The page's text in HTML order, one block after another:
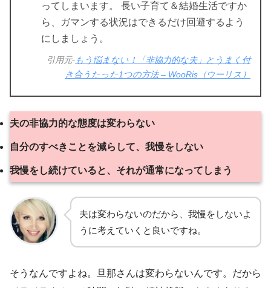
ってしまいます。 長い子育て＆結婚生活ですか
ら、ガマンする状況はできるだけ回避するよう
にしましょう。
引用元-もう悩まない！「非協力的な夫」とうまく付
き合うたった1つの方法 – WooRis（ウーリス）
夫の非協力的な態度は変わらない
自分のすべきことを減らして、我慢をしない
我慢をし続けていると、それが通常になってしまう
夫は変わらないのだから、我慢をしないよ
うに考えていくと良いですね。
そうなんですよね。旦那さんは変わらないんです。だから